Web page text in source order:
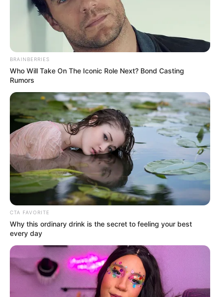
BRAINBERRIES
Who Will Take On The Iconic Role Next? Bond Casting
Rumors
CTA FAVORITE
Why this ordinary drink is the secret to feeling your best
every day